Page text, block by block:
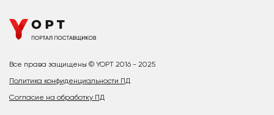
Все права защищены © YOPT 2016 - 2025
Политика конфиденциальности ПД
Согласие на обработку ПД